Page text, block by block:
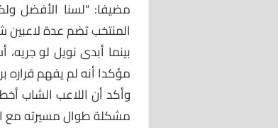
مضيفا: “لسنا الأفضل
المنتخب تضم عدة لاعبين
بينما أبدى نويل لو
مؤكدا أنه لم يفهم قراره
وأكد أن اللاعب الشاب
مشكلة طوال مسيرته مع